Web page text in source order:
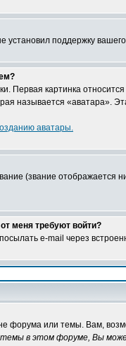
установил поддержку
Первая картинка
называется «аватара».
аватары.
(звание отображается
меня требуют войти?
e-mail через
форума или темы. Вам,
в этом форуме, Вы